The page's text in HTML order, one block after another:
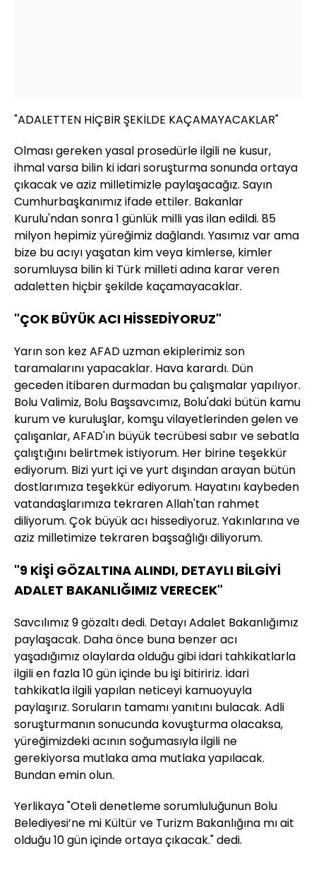
"ADALETTEN HİÇBİR ŞEKİLDE KAÇAMAYACAKLAR"
Olması gereken yasal prosedürle ilgili ne kusur,
ihmal varsa bilin ki idari soruşturma sonunda ortaya
çıkacak ve aziz milletimizle paylaşacağız. Sayın
Cumhurbaşkanımız ifade ettiler. Bakanlar
Kurulu'ndan sonra 1 günlük milli yas ilan edildi. 85
milyon hepimiz yüreğimiz dağlandı. Yasımız var ama
bize bu acıyı yaşatan kim veya kimlerse, kimler
sorumluysa bilin ki Türk milleti adına karar veren
adaletten hiçbir şekilde kaçamayacaklar.
"ÇOK BÜYÜK ACI HİSSEDİYORUZ"
Yarın son kez AFAD uzman ekiplerimiz son
taramalarını yapacaklar. Hava karardı. Dün
geceden itibaren durmadan bu çalışmalar yapılıyor.
Bolu Valimiz, Bolu Başsavcımız, Bolu'daki bütün kamu
kurum ve kuruluşlar, komşu vilayetlerinden gelen ve
çalışanlar, AFAD'ın büyük tecrübesi sabır ve sebatla
çalıştığını belirtmek istiyorum. Her birine teşekkür
ediyorum. Bizi yurt içi ve yurt dışından arayan bütün
dostlarımıza teşekkür ediyorum. Hayatını kaybeden
vatandaşlarımıza tekraren Allah'tan rahmet
diliyorum. Çok büyük acı hissediyoruz. Yakınlarına ve
aziz milletimize tekraren başsağlığı diliyorum.
"9 KİŞİ GÖZALTINA ALINDI, DETAYLI BİLGİYİ
ADALET BAKANLIĞIMIZ VERECEK"
Savcılımız 9 gözaltı dedi. Detayı Adalet Bakanlığımız
paylaşacak. Daha önce buna benzer acı
yaşadığımız olaylarda olduğu gibi idari tahkikatlarla
ilgili en fazla 10 gün içinde bu işi bitiririz. İdari
tahkikatla ilgili yapılan neticeyi kamuoyuyla
paylaşırız. Soruların tamamı yanıtını bulacak. Adli
soruşturmanın sonucunda kovuşturma olacaksa,
yüreğimizdeki acının soğumasıyla ilgili ne
gerekiyorsa mutlaka ama mutlaka yapılacak.
Bundan emin olun.
Yerlikaya "Oteli denetleme sorumluluğunun Bolu
Belediyesi’ne mi Kültür ve Turizm Bakanlığına mı ait
olduğu 10 gün içinde ortaya çıkacak." dedi.